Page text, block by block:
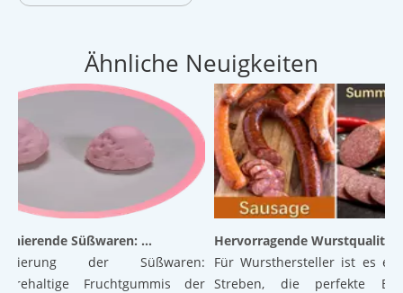
Ähnliche Neuigkeiten
Revolutionierende Süßwaren: Luftige Gummibärchen der nächsten Generation auf pflanzlicher Basis mit hervorragender Textur und Stabilität
der Süßwaren:
Fruchtgummis der
Für Wursthersteller ist es ein
Streben, die perfekte